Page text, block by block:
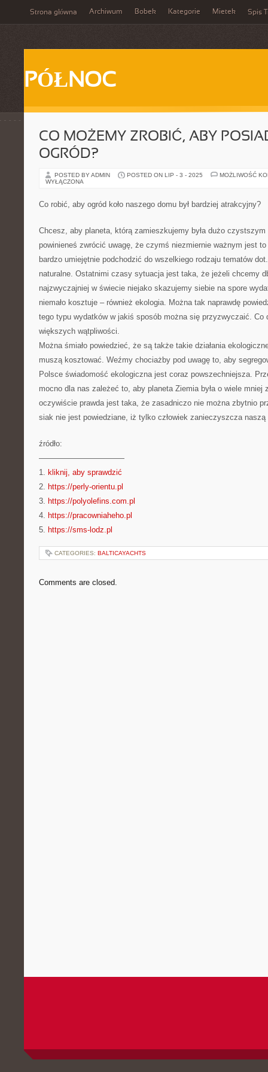
Strona główna Archiwum Bobek Kategorie Mietek Spis
PÓŁNOC
CO MOŻEMY ZROBIĆ, ABY
OGRÓD?
POSTED BY ADMIN POSTED ON LIP - 3 - 2025
MOŻLIWOŚĆ
WYŁĄCZONA
Co robić, aby ogród koło naszego domu był bardziej atrakcyjny?
Chcesz, aby planeta, którą zamieszkujemy była dużo
powinieneś zwrócić uwagę, że czymś niezmiernie ważnym jest
bardzo umiejętnie podchodzić do wszelkiego rodzaju tematów
naturalne. Ostatnimi czasy sytuacja jest taka, że jeżeli chcemy
najzwyczajniej w świecie niejako skazujemy siebie na spore
niemało kosztuje – również ekologia. Można tak naprawdę
tego typu wydatków w jakiś sposób można się przyzwyczaić. Co
większych wątpliwości.
Można śmiało powiedzieć, że są także takie działania
muszą kosztować. Weźmy chociażby pod uwagę to, aby
Polsce świadomość ekologiczna jest coraz powszechniejsza.
mocno dla nas zależeć to, aby planeta Ziemia była o wiele
oczywiście prawda jest taka, że zasadniczo nie można zbytnio
siak nie jest powiedziane, iż tylko człowiek zanieczyszcza naszą
źródło:
———————————
1. kliknij, aby sprawdzić
2. https://perly-orientu.pl
3. https://polyolefins.com.pl
4. https://pracowniaheho.pl
5. https://sms-lodz.pl
CATEGORIES: BALTICAYACHTS
Comments are closed.